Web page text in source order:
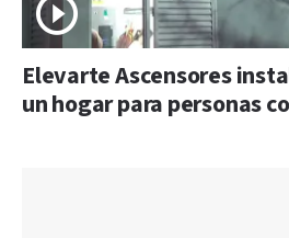
Elevarte Ascensores
un hogar para personas